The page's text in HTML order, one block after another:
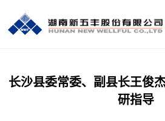
长沙县委常委、副县长王俊
研指导